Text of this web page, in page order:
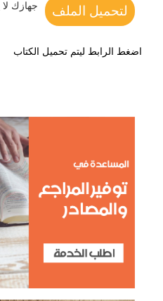
لتحميل الملف جهازك
اضغط الرابط ليتم تحميل الكتاب